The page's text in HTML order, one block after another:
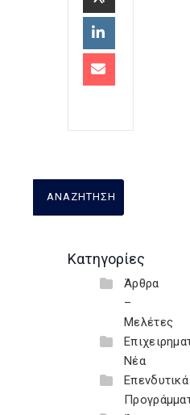
Κατηγορίες
Άρθρα
–
Μελέτες
Νέα
Επενδυτικά